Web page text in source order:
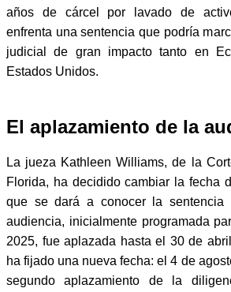
años de cárcel por lavado de
enfrenta una sentencia que podría
judicial de gran impacto tanto en
Estados Unidos.
El aplazamiento de la
La jueza Kathleen Williams, de la
Florida, ha decidido cambiar la fecha
que se dará a conocer la sentencia
audiencia, inicialmente programada
2025, fue aplazada hasta el 30 de
ha fijado una nueva fecha: el 4 de
segundo aplazamiento de la